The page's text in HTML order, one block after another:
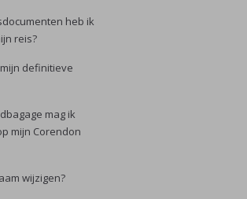
heb ik
reis?
definitieve
mag ik
mijn Corendon
wijzigen?